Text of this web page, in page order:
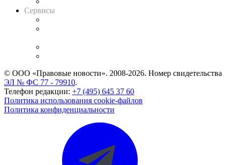
Сервисы
© ООО «Правовые новости». 2008-2026. Номер свидетельства
ЭЛ № ФС 77 - 79910.
Телефон редакции: +7 (495) 645 37 60
Политика использования cookie-файлов
Политика конфиденциальности